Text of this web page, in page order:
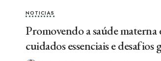
NOTICIAS
Promovendo a saúde
cuidados essenciais e desafios